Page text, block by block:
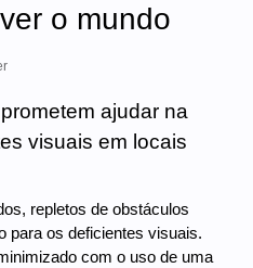
o mundo
ajudar na
visuais em locais
repletos de obstáculos
para os deficientes visuais.
com o uso de uma